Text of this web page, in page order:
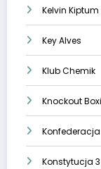
Kelvin Kiptum
Key Alves
Klub Chemik
Knockout
Konfederacja
Konstytucja